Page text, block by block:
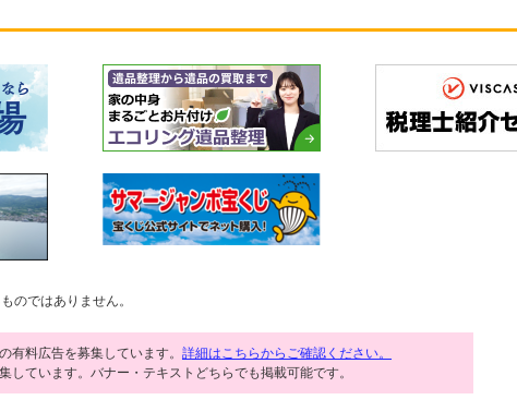
のではありません。
有料広告を募集しています。 詳細はこちらからご確認ください。
しています。バナー・テキストどちらでも掲載可能です。